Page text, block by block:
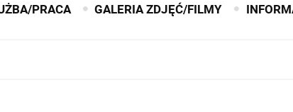
PRACA GALERIA ZDJĘĆ/FILMY